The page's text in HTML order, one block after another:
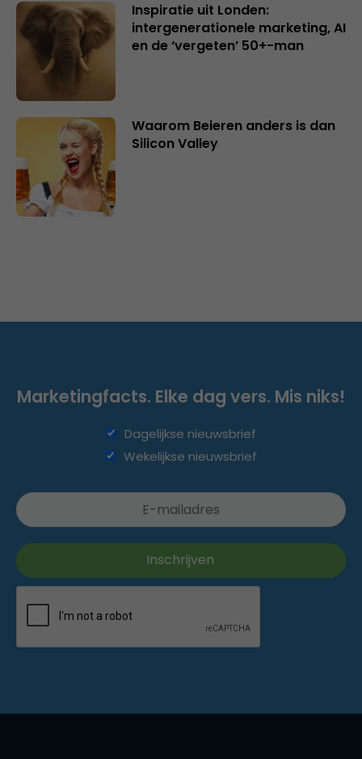
Inspiratie uit Londen:
intergenerationele marketing, AI
en de ‘vergeten’ 50+-man
Waarom Beieren anders is dan
Silicon Valley
Marketingfacts. Elke dag vers. Mis niks!
Dagelijkse nieuwsbrief
Wekelijkse nieuwsbrief